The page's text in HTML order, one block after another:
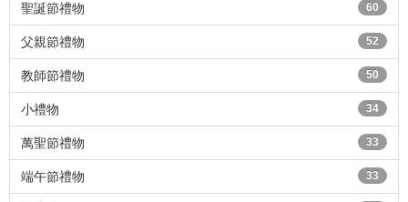
聖誕節禮物 60
父親節禮物 52
教師節禮物 50
小禮物 34
萬聖節禮物 33
端午節禮物 33